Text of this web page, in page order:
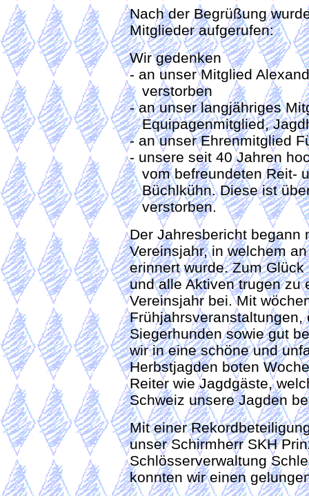
Nach der Begrüßung
Mitglieder aufgerufen:
Wir gedenken
- an unser Mitglied
verstorben
- an unser langjähriges
Equipagenmitglied,
- an unser Ehrenmitglied
- unsere seit 40 Jahren
vom befreundeten Reit-
Büchlkühn. Diese ist
verstorben.
Der Jahresbericht begann
Vereinsjahr, in welchem
erinnert wurde. Zum
und alle Aktiven trugen zu
Vereinsjahr bei. Mit
Siegerhunden sowie gut
wir in eine schöne und
Herbstjagden boten
Reiter wie Jagdgäste,
Schweiz unsere Jagden
Mit einer
unser Schirmherr SKH
Schlösserverwaltung
konnten wir einen